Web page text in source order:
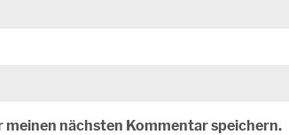
meinen nächsten Kommentar speichern.